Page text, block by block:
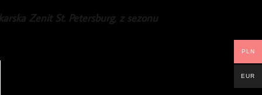
Zenit St. Petersburg, z sezonu
PLN
EUR